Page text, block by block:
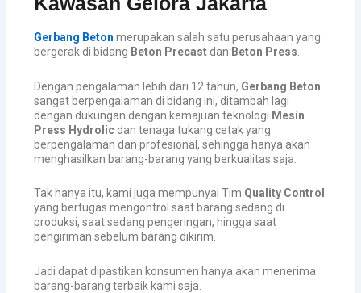
Gerbang Beton merupakan salah satu perusahaan yang
bergerak di bidang Beton Precast dan Beton Press.
Dengan pengalaman lebih dari 12 tahun, Gerbang Beton
sangat berpengalaman di bidang ini, ditambah lagi
dengan dukungan dengan kemajuan teknologi Mesin
Press Hydrolic dan tenaga tukang cetak yang
berpengalaman dan profesional, sehingga hanya akan
menghasilkan barang-barang yang berkualitas saja.
Tak hanya itu, kami juga mempunyai Tim Quality Control
yang bertugas mengontrol saat barang sedang di
produksi, saat sedang pengeringan, hingga saat
pengiriman sebelum barang dikirim.
Jadi dapat dipastikan konsumen hanya akan menerima
barang-barang terbaik kami saja.